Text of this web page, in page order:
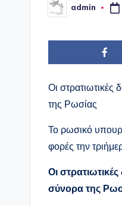
Συγγραφέας:
admin
Οι στρατιωτικές
της Ρωσίας
Το ρωσικό
φορές την
Οι
σύνορα της